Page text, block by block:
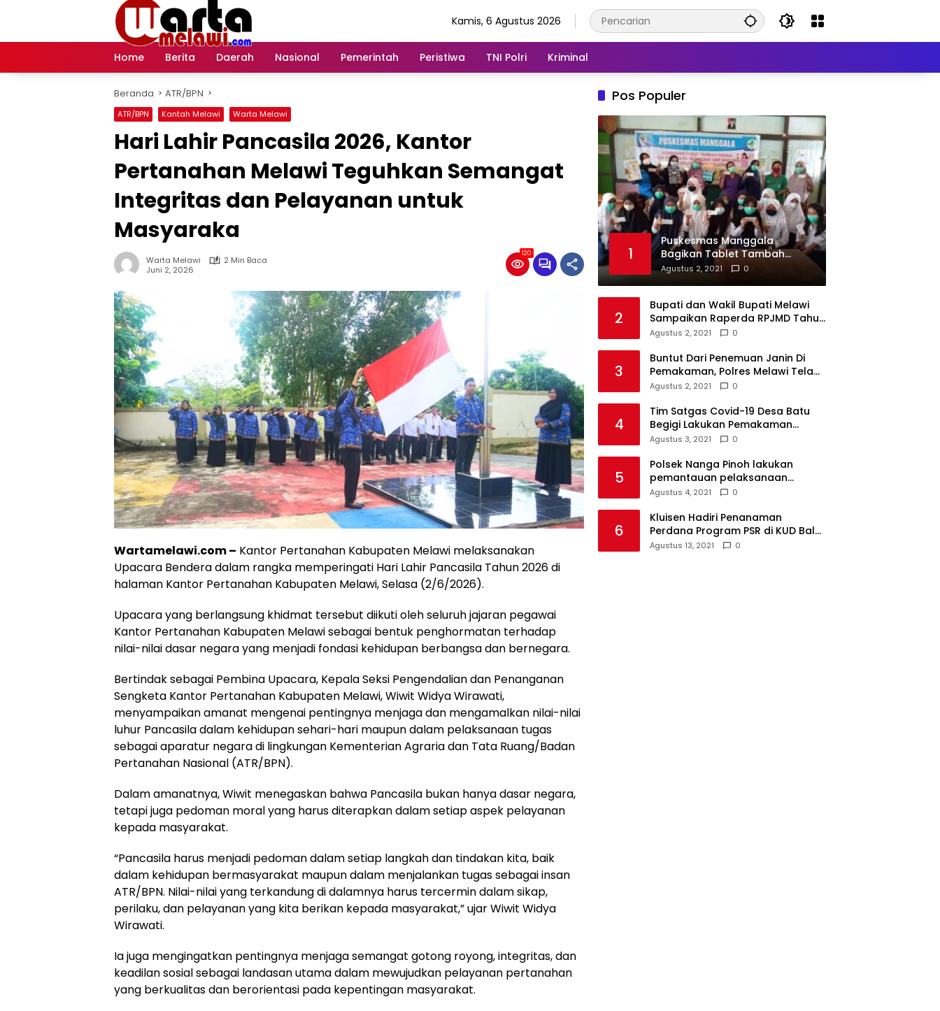
Kamis, 6 Agustus 2026
Home Berita Daerah Nasional Pemerintah Peristiwa TNI Polri Kriminal
Beranda ATR/BPN
ATR/BPN Kantah Melawi Warta Melawi
Hari Lahir Pancasila 2026, Kantor
Pertanahan Melawi Teguhkan Semangat
Integritas dan Pelayanan untuk
Masyaraka
Warta Melawi
2 Min Baca
Juni 2, 2026
120
Wartamelawi.com – Kantor Pertanahan Kabupaten Melawi melaksanakan
Upacara Bendera dalam rangka memperingati Hari Lahir Pancasila Tahun 2026 di
halaman Kantor Pertanahan Kabupaten Melawi, Selasa (2/6/2026).
Upacara yang berlangsung khidmat tersebut diikuti oleh seluruh jajaran pegawai
Kantor Pertanahan Kabupaten Melawi sebagai bentuk penghormatan terhadap
nilai-nilai dasar negara yang menjadi fondasi kehidupan berbangsa dan bernegara.
Bertindak sebagai Pembina Upacara, Kepala Seksi Pengendalian dan Penanganan
Sengketa Kantor Pertanahan Kabupaten Melawi, Wiwit Widya Wirawati,
menyampaikan amanat mengenai pentingnya menjaga dan mengamalkan nilai-nilai
luhur Pancasila dalam kehidupan sehari-hari maupun dalam pelaksanaan tugas
sebagai aparatur negara di lingkungan Kementerian Agraria dan Tata Ruang/Badan
Pertanahan Nasional (ATR/BPN).
Dalam amanatnya, Wiwit menegaskan bahwa Pancasila bukan hanya dasar negara,
tetapi juga pedoman moral yang harus diterapkan dalam setiap aspek pelayanan
kepada masyarakat.
“Pancasila harus menjadi pedoman dalam setiap langkah dan tindakan kita, baik
dalam kehidupan bermasyarakat maupun dalam menjalankan tugas sebagai insan
ATR/BPN. Nilai-nilai yang terkandung di dalamnya harus tercermin dalam sikap,
perilaku, dan pelayanan yang kita berikan kepada masyarakat,” ujar Wiwit Widya
Wirawati.
Ia juga mengingatkan pentingnya menjaga semangat gotong royong, integritas, dan
keadilan sosial sebagai landasan utama dalam mewujudkan pelayanan pertanahan
yang berkualitas dan berorientasi pada kepentingan masyarakat.
Pos Populer
1
Puskesmas Manggala
Bagikan Tablet Tambah
Darah di Beberapa Sekolah
Agustus 2, 2021 0
2
Bupati dan Wakil Bupati Melawi
Sampaikan Raperda RPJMD Tahun
2021-2026 ke DPRD
Agustus 2, 2021 0
3
Buntut Dari Penemuan Janin Di
Pemakaman, Polres Melawi Telah
Tetapkan 4 Tersangka
Agustus 2, 2021 0
4
Tim Satgas Covid-19 Desa Batu
Begigi Lakukan Pemakaman
Pasien Covid-19 Sesuai Prokes
Agustus 3, 2021 0
5
Polsek Nanga Pinoh lakukan
pemantauan pelaksanaan
vaksinasi covid-19 tahap 2
Agustus 4, 2021 0
6
Kluisen Hadiri Penanaman
Perdana Program PSR di KUD Bale
Yotro Beloyan
Agustus 13, 2021 0